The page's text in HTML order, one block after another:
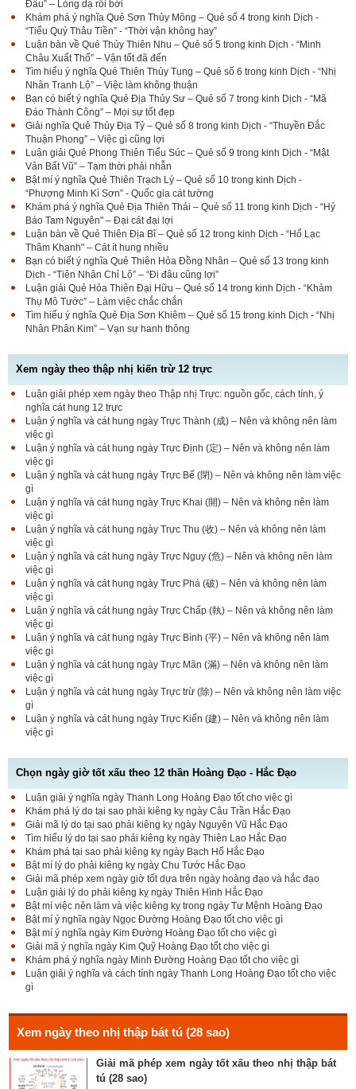
Đầu” – Lòng dạ rối bời
Khám phá ý nghĩa Quẻ Sơn Thủy Mông – Quẻ số 4 trong kinh Dịch -
“Tiểu Quỷ Thâu Tiền” - “Thời vận không hay”
Luận bàn về Quẻ Thủy Thiên Nhu – Quẻ số 5 trong kinh Dịch - “Minh
Châu Xuất Thổ” – Vận tốt đã đến
Tìm hiểu ý nghĩa Quẻ Thiên Thủy Tụng – Quẻ số 6 trong kinh Dịch - “Nhị
Nhân Tranh Lộ” – Việc làm không thuận
Bạn có biết ý nghĩa Quẻ Địa Thủy Sư – Quẻ số 7 trong kinh Dịch - “Mã
Đáo Thành Công” – Mọi sự tốt đẹp
Giải nghĩa Quẻ Thủy Địa Tỷ – Quẻ số 8 trong kinh Dịch - “Thuyền Đắc
Thuận Phong” – Việc gì cũng lợi
Luận giải Quẻ Phong Thiên Tiểu Súc – Quẻ số 9 trong kinh Dịch - “Mật
Vân Bất Vũ” – Tạm thời phải nhẫn
Bật mí ý nghĩa Quẻ Thiên Trạch Lý – Quẻ số 10 trong kinh Dịch -
“Phượng Minh Kì Sơn” - Quốc gia cát tường
Khám phá ý nghĩa Quẻ Địa Thiên Thái – Quẻ số 11 trong kinh Dịch - “Hỷ
Báo Tam Nguyên" – Đại cát đại lợi
Luận bàn về Quẻ Thiên Địa Bĩ – Quẻ số 12 trong kinh Dịch - “Hổ Lạc
Thâm Khanh" – Cát ít hung nhiều
Bạn có biết ý nghĩa Quẻ Thiên Hỏa Đồng Nhân – Quẻ số 13 trong kinh
Dịch - “Tiên Nhân Chỉ Lộ” – “Đi đâu cũng lợi”
Luận giải Quẻ Hỏa Thiên Đại Hữu – Quẻ số 14 trong kinh Dịch - “Khảm
Thụ Mô Tước” – Làm việc chắc chắn
Tìm hiểu ý nghĩa Quẻ Địa Sơn Khiêm – Quẻ số 15 trong kinh Dịch - “Nhị
Nhân Phân Kim” – Vạn sự hanh thông
Xem ngày theo thập nhị kiến trừ 12 trực
Luận giải phép xem ngày theo Thập nhị Trực: nguồn gốc, cách tính, ý
nghĩa cát hung 12 trực
Luận ý nghĩa và cát hung ngày Trực Thành (成) – Nên và không nên làm
việc gì
Luận ý nghĩa và cát hung ngày Trực Định (定) – Nên và không nên làm
việc gì
Luận ý nghĩa và cát hung ngày Trực Bế (閉) – Nên và không nên làm việc
gì
Luận ý nghĩa và cát hung ngày Trực Khai (開) – Nên và không nên làm
việc gì
Luận ý nghĩa và cát hung ngày Trực Thu (收) – Nên và không nên làm
việc gì
Luận ý nghĩa và cát hung ngày Trực Nguy (危) – Nên và không nên làm
việc gì
Luận ý nghĩa và cát hung ngày Trực Phá (破) – Nên và không nên làm
việc gì
Luận ý nghĩa và cát hung ngày Trực Chấp (執) – Nên và không nên làm
việc gì
Luận ý nghĩa và cát hung ngày Trực Bình (平) – Nên và không nên làm
việc gì
Luận ý nghĩa và cát hung ngày Trực Mãn (滿) – Nên và không nên làm
việc gì
Luận ý nghĩa và cát hung ngày Trực trừ (除) – Nên và không nên làm việc
gì
Luận ý nghĩa và cát hung ngày Trực Kiến (建) – Nên và không nên làm
việc gì
Chọn ngày giờ tốt xấu theo 12 thần Hoàng Đạo - Hắc Đạo
Luận giải ý nghĩa ngày Thanh Long Hoàng Đạo tốt cho việc gì
Khám phá lý do tại sao phải kiêng kỵ ngày Câu Trần Hắc Đạo
Giải mã lý do tại sao phải kiêng kỵ ngày Nguyên Vũ Hắc Đạo
Tìm hiểu lý do tại sao phải kiêng kỵ ngày Thiên Lao Hắc Đạo
Khám phá tại sao phải kiêng kỵ ngày Bạch Hổ Hắc Đạo
Bật mí lý do phải kiêng kỵ ngày Chu Tước Hắc Đạo
Giải mã phép xem ngày giờ tốt dựa trên ngày hoàng đạo và hắc đạo
Luận giải lý do phải kiêng kỵ ngày Thiên Hình Hắc Đạo
Bật mí việc nên làm và việc kiêng kỵ trong ngày Tư Mệnh Hoàng Đạo
Bật mí ý nghĩa ngày Ngọc Đường Hoàng Đạo tốt cho việc gì
Bật mí ý nghĩa ngày Kim Đường Hoàng Đạo tốt cho việc gì
Giải mã ý nghĩa ngày Kim Quỹ Hoàng Đạo tốt cho việc gì
Khám phá ý nghĩa ngày Minh Đường Hoàng Đạo tốt cho việc gì
Luận giải ý nghĩa và cách tính ngày Thanh Long Hoàng Đạo tốt cho việc
gì
Xem ngày theo nhị thập bát tú (28 sao)
Luận bàn Sao Phòng tốt hay xấu – Tính chất và ý
nghĩa Phòng Nhật Thố
Bật mí Sao Đê tốt hay xấu – Tính chất và ý nghĩa
Đê Thổ Lạc
Giải mã Sao Cang tốt hay xấu – Tính chất và ý
nghĩa Cang Kim long
nghĩa Giác Mộc Giao
Giải mã phép xem ngày tốt xấu theo nhị thập bát
tú (28 sao)